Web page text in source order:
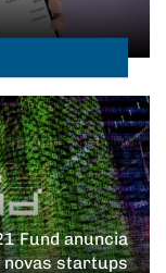
Fund anuncia
novas startups